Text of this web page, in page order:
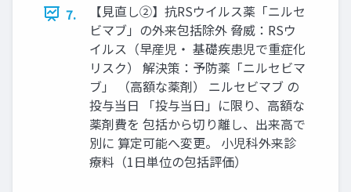
7.
【見直し②】抗RSウイルス薬「ニルセ
ビマブ」の外来包括除外 脅威：RSウ
イルス（早産児・ 基礎疾患児で重症化
リスク） 解決策：予防薬「ニルセビマ
ブ」 （高額な薬剤） ニルセビマブ の
投与当日 「投与当日」に限り、高額な
薬剤費を 包括から切り離し、出来高で
別に 算定可能へ変更。 小児科外来診
療料（1日単位の包括評価）